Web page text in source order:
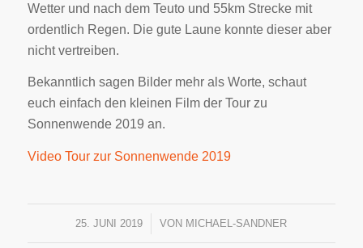
Wetter und nach dem Teuto und 55km Strecke mit
ordentlich Regen. Die gute Laune konnte dieser aber
nicht vertreiben.
Bekanntlich sagen Bilder mehr als Worte, schaut
euch einfach den kleinen Film der Tour zu
Sonnenwende 2019 an.
Video Tour zur Sonnenwende 2019
25. JUNI 2019
/ VON MICHAEL-SANDNER